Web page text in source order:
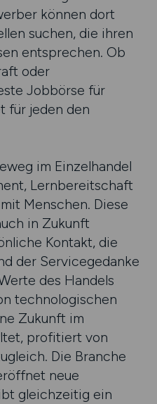
können dort
suchen, die ihren
entsprechen. Ob
oder
Jobbörse für
für jeden den
im Einzelhandel
Lernbereitschaft
Menschen. Diese
in Zukunft
Kontakt, die
der Servicegedanke
des Handels
technologischen
Zukunft im
profitiert von
Die Branche
neue
gleichzeitig ein